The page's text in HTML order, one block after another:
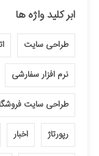
ابر کلید واژه ها
طراحی سایت
نرم افزار سفارشی
طراحی سایت
رپورتاژ اخبار